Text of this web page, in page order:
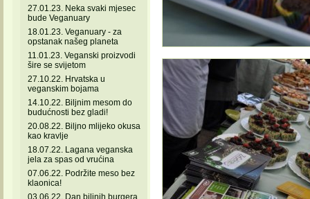
27.01.23. Neka svaki mjesec
bude Veganuary
18.01.23. Veganuary - za
opstanak našeg planeta
11.01.23. Veganski proizvodi
šire se svijetom
27.10.22. Hrvatska u
veganskim bojama
14.10.22. Biljnim mesom do
budućnosti bez gladi!
20.08.22. Biljno mlijeko okusa
kao kravlje
18.07.22. Lagana veganska
jela za spas od vrućina
07.06.22. Podržite meso bez
klaonica!
03.06.22. Dan biljnih burgera